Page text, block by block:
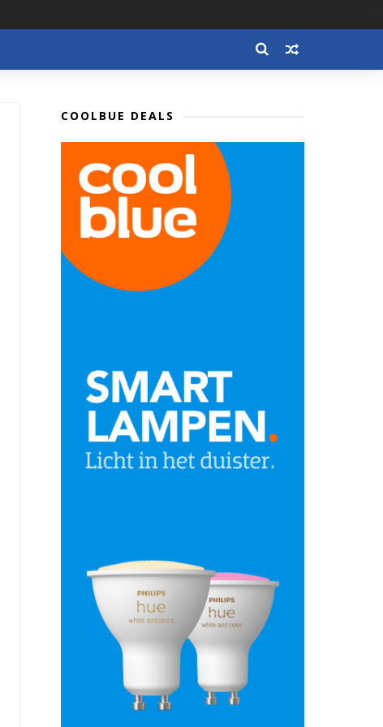
COOLBUE DEALS